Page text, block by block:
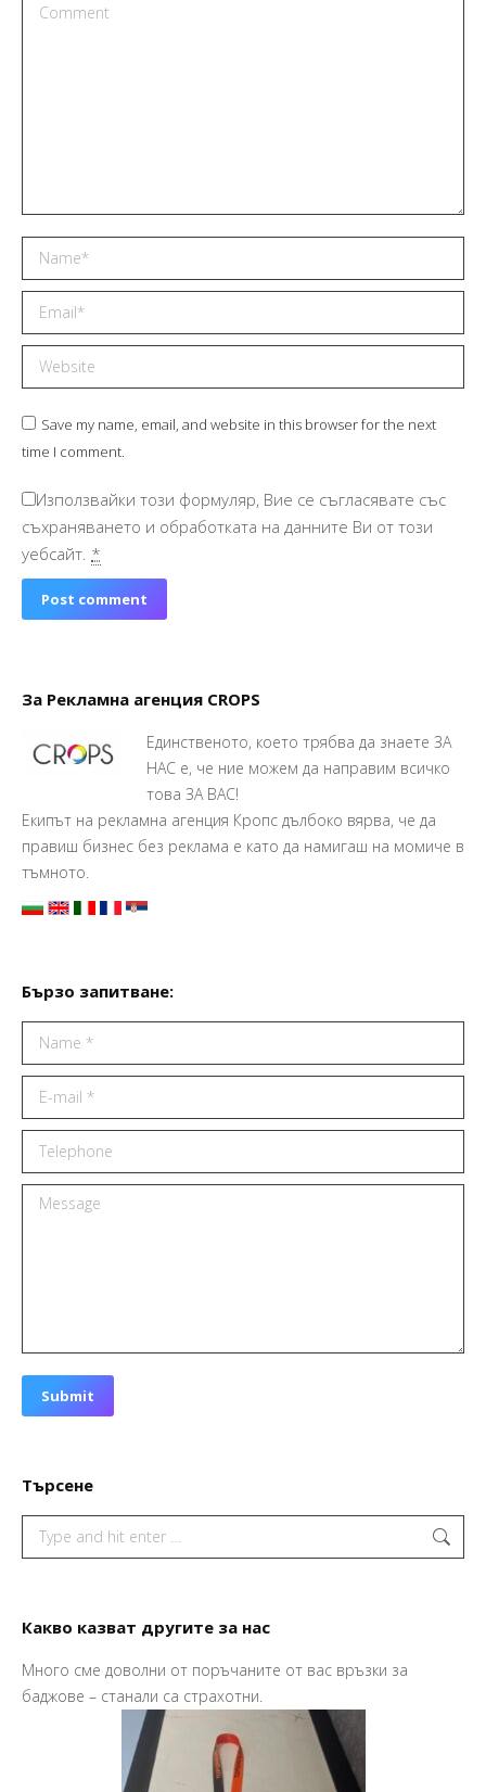
Comment
Name *
Email *
Website
Save my name, email, and website in this browser for the next
time I comment.
Използвайки този формуляр, Вие се съгласявате със
съхраняването и обработката на данните Ви от този
уебсайт. *
Post comment
За Рекламна агенция CROPS
Единственото, което трябва да знаете ЗА
НАС е, че ние можем да направим всичко
това ЗА ВАС!
Екипът на рекламна агенция Кропс дълбоко вярва, че да
правиш бизнес без реклама е като да намигаш на момиче в
тъмното.
Бързо запитване:
Name *
E-mail *
Telephone
Message
Submit
Търсене
Search:
Какво казват другите за нас
Много сме доволни от поръчаните от вас връзки за
баджове – станали са страхотни.